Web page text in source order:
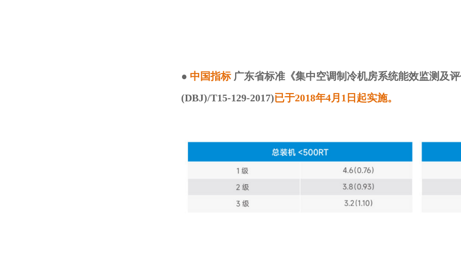
● 中国指标广东省标准《集中空调制冷机房系统能效监测及
(DBJ)/T15-129-2017)已于2018年4月1日起实施。